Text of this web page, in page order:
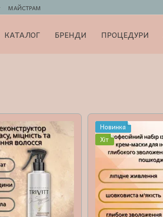
МАЙСТРАМ
КАТАЛОГ БРЕНДИ ПРОЦЕДУРИ
Новинка
Хіт